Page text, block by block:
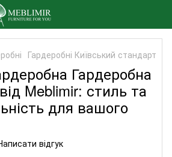
Гардеробні Київський стандарт
Гардеробна
Meblimir: стиль та
для вашого
відгук